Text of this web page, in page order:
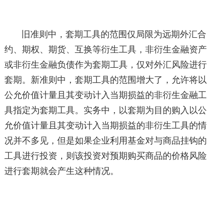
旧准则中，套期工具的范围仅局限为远期外汇合
约、期权、期货、互换等衍生工具，非衍生金融资产
或非衍生金融负债作为套期工具，仅对外汇风险进行
套期。新准则中，套期工具的范围增大了，允许将以
公允价值计量且其变动计入当期损益的非衍生金融工
具指定为套期工具。实务中，以套期为目的购入以公
允价值计量且其变动计入当期损益的非衍生工具的情
况并不多见，但是如果企业利用基金对与商品挂钩的
工具进行投资，则该投资对预期购买商品的价格风险
进行套期就会产生这种情况。